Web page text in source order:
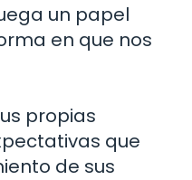
un papel
en que nos
propias
que
de sus